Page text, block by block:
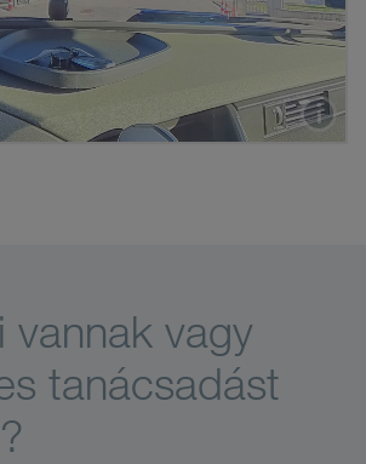
vannak vagy
tanácsadást